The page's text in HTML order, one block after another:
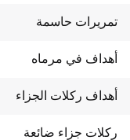
تمريرات حاسمة
أهداف في مرماه
أهداف ركلات الجزاء
ركلات جزاء ضائعة